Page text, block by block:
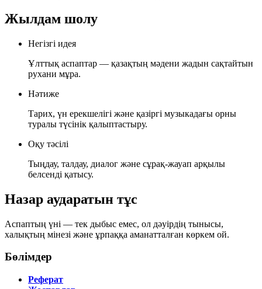
Жылдам шолу
Негізгі идея
Ұлттық аспаптар — қазақтың мәдени жадын сақтайтын
рухани мұра.
Нәтиже
Тарих, үн ерекшелігі және қазіргі музыкадағы орны
туралы түсінік қалыптастыру.
Оқу тәсілі
Тыңдау, талдау, диалог және сұрақ-жауап арқылы
белсенді қатысу.
Назар аударатын тұс
Аспаптың үні — тек дыбыс емес, ол дәуірдің тынысы,
халықтың мінезі және ұрпаққа аманатталған көркем ой.
Бөлімдер
Реферат